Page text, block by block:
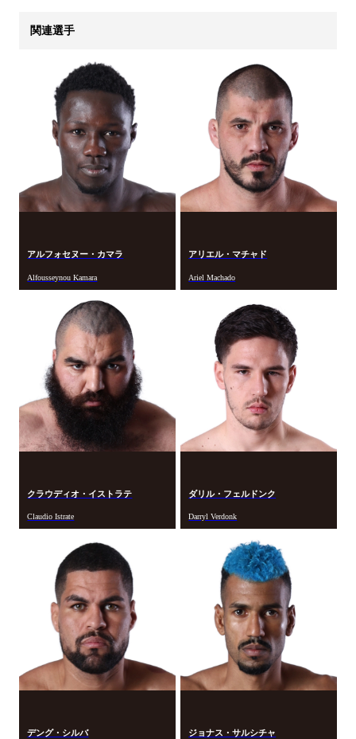
関連選手
アルフォセヌー・カマラ
Alfousseynou Kamara
アリエル・マチャド
Ariel Machado
クラウディオ・イストラテ
Claudio Istrate
ダリル・フェルドンク
Darryl Verdonk
デング・シルバ ジョナス・サルシチャ